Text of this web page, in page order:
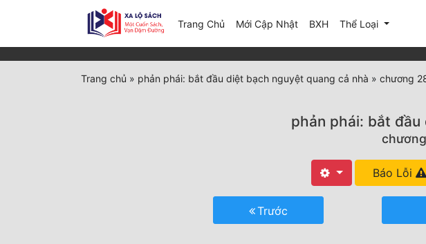
Trang Chủ Mới Cập Nhật(current)
BXH Thể Loại
Trang chủ » phản phái: bắt đầu diệt bạch nguyệt quang cả nhà » chương
phản phái: bắt
Báo Lỗi
Trước